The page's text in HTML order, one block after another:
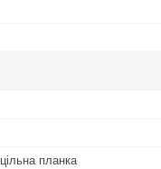
планка